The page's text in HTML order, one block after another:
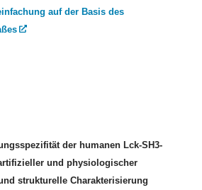
auf der Basis des
der humanen Lck-SH3-
und physiologischer
strukturelle Charakterisierung